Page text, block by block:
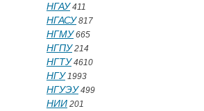
НГАУ411
НГАСУ817
НГМУ665
НГПУ214
НГТУ4610
НГУ1993
НГУЭУ499
НИИ 201